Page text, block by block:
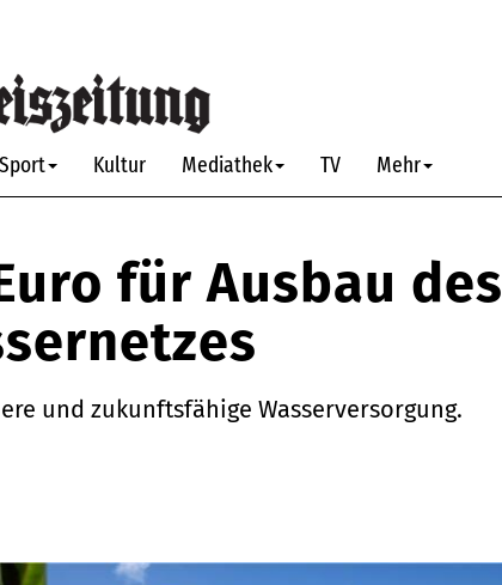
Sport Kultur Mediathek TV Mehr
für Ausbau des
und zukunftsfähige Wasserversorgung.